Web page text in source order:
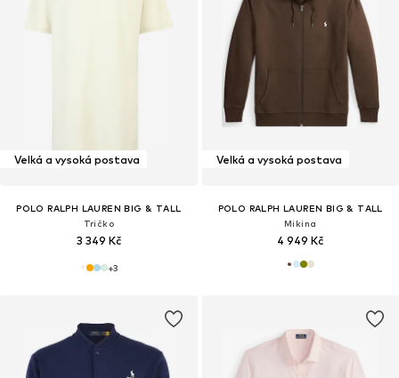
Velká a vysoká postava
POLO RALPH LAUREN BIG & TALL
Tričko
3 349 Kč
+3
Velká a vysoká postava
POLO RALPH LAUREN BIG & TALL
Mikina
4 949 Kč